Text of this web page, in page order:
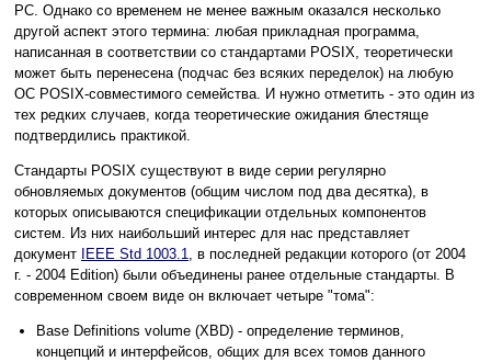
PC. Однако со временем не менее важным оказался несколько
другой аспект этого термина: любая прикладная программа,
написанная в соответствии со стандартами POSIX, теоретически
может быть перенесена (подчас без всяких переделок) на любую
ОС POSIX-совместимого семейства. И нужно отметить - это один из
тех редких случаев, когда теоретические ожидания блестяще
подтвердились практикой.
Стандарты POSIX существуют в виде серии регулярно
обновляемых документов (общим числом под два десятка), в
которых описываются спецификации отдельных компонентов
систем. Из них наибольший интерес для нас представляет
документ
IEEE Std 1003.1, в последней редакции которого (от 2004
г. - 2004 Edition) были объединены ранее отдельные стандарты. В
современном своем виде он включает четыре "тома":
Base Definitions volume (XBD) - определение терминов,
концепций и интерфейсов, общих для всех томов данного